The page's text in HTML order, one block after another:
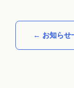
← お知らせ